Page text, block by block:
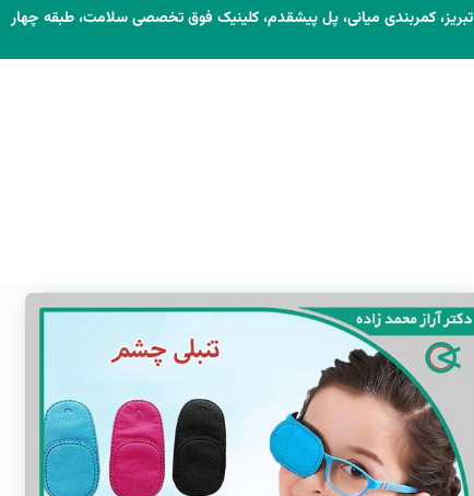
تبریز، کمربندی میانی، پل پیشقدم، کلینیک فوق تخصصی سلامت، طبقه چهار